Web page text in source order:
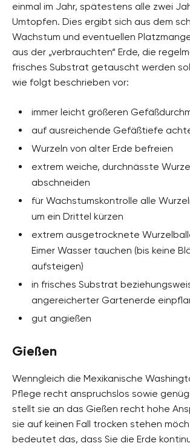
einmal im Jahr, spätestens alle zwei
Umtopfen. Dies ergibt sich aus dem
Wachstum und eventuellen
aus der „verbrauchten“ Erde, die
frisches Substrat getauscht werden
wie folgt beschrieben vor:
immer leicht größeren
auf ausreichende Gefäßtiefe
Wurzeln von alter Erde befreien
extrem weiche, durchnässte
abschneiden
für Wachstumskontrolle alle
um ein Drittel kürzen
extrem ausgetrocknete
Eimer Wasser tauchen (bis keine
aufsteigen)
in frisches Substrat
angereicherter Gartenerde
gut angießen
Gießen
Wenngleich die Mexikanische
Pflege recht anspruchslos sowie
stellt sie an das Gießen recht hohe
sie auf keinen Fall trocken stehen
bedeutet das, dass Sie die Erde